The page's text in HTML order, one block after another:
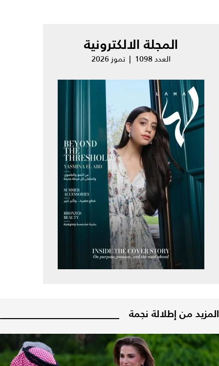
المجلة الالكترونية
العدد 1098 | تموز 2026
المزيد من إطلالة نجمة